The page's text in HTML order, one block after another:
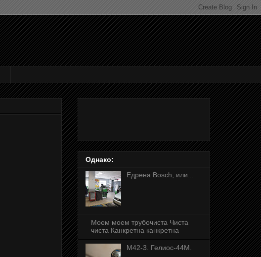
Однако:
Едрена Bosch, или...
Моем моем трубочиста Чиста
чиста Канкретна канкретна
М42-3. Гелиос-44М.